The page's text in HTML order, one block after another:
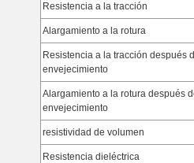
Resistencia a la tracción
Alargamiento a la rotura
Resistencia a la tracción después
envejecimiento
Alargamiento a la rotura después
envejecimiento
resistividad de volumen
Resistencia dieléctrica